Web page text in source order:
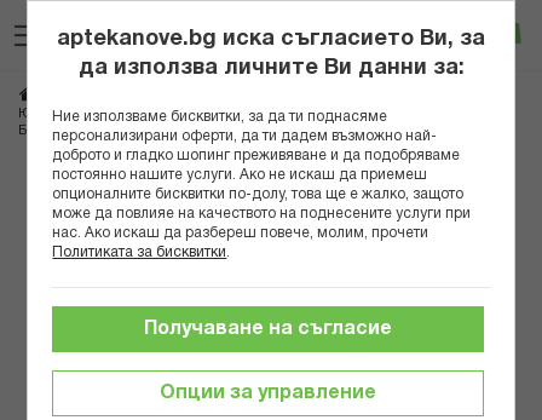
към
съдържанието
Вход
ЮРИАЖ БАРИДЕРМ ДЕРМАТОЛОГИЧНО ОЛИО ЗА КОРЕКЦИИ НА СТРИИ И
БЕЛЕЗИ 100МЛ B
Преминете
края
галерията
изображенията
aptekanove.bg иска съгласието Ви, за
да използва личните Ви данни за:
Ние използваме бисквитки, за да ти поднасяме
персонализирани оферти, да ти дадем възможно най-
доброто и гладко шопинг преживяване и да подобряваме
постоянно нашите услуги. Ако не искаш да приемеш
опционалните бисквитки по-долу, това ще е жалко, защото
може да повлияе на качеството на поднесените услуги при
нас. Ако искаш да разбереш повече, молим, прочети
Политиката за бисквитки
Опции за управление
Получаване на съгласие